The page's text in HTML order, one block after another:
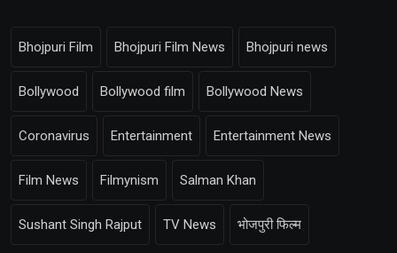
Bhojpuri Film Bhojpuri Film News Bhojpuri news
Bollywood Bollywood film Bollywood News
Coronavirus Entertainment Entertainment News
Film News Filmynism Salman Khan
Sushant Singh Rajput TV News भोजपुरी फिल्म